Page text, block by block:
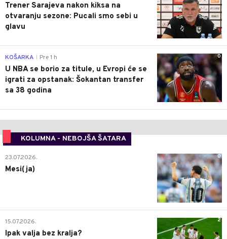
Trener Sarajeva nakon kiksa na
otvaranju sezone: Pucali smo sebi u
glavu
0
KOŠARKA Pre 1 h
U NBA se borio za titule, u Evropi će se
igrati za opstanak: Šokantan transfer
sa 38 godina
KOLUMNA - NEBOJŠA ŠATARA
0
23.07.2026.
Mesi(ja)
2
15.07.2026.
Ipak valja bez kralja?